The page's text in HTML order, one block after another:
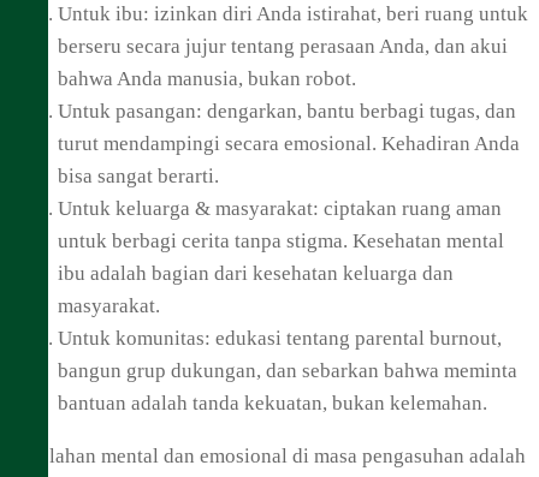
Untuk ibu: izinkan diri Anda istirahat, beri ruang untuk
berseru secara jujur tentang perasaan Anda, dan akui
bahwa Anda manusia, bukan robot.
Untuk pasangan: dengarkan, bantu berbagi tugas, dan
turut mendampingi secara emosional. Kehadiran Anda
bisa sangat berarti.
Untuk keluarga & masyarakat: ciptakan ruang aman
untuk berbagi cerita tanpa stigma. Kesehatan mental
ibu adalah bagian dari kesehatan keluarga dan
masyarakat.
Untuk komunitas: edukasi tentang parental burnout,
bangun grup dukungan, dan sebarkan bahwa meminta
bantuan adalah tanda kekuatan, bukan kelemahan.
Kelelahan mental dan emosional di masa pengasuhan adalah